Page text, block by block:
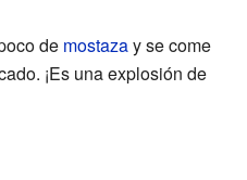
de mostazay se come
¡Es una explosión de